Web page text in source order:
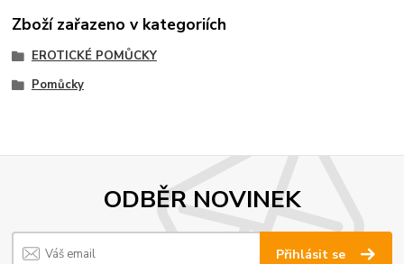
Zboží zařazeno v kategoriích
EROTICKÉ POMŮCKY
Pomůcky
ODBĚR NOVINEK
Přihlásit se